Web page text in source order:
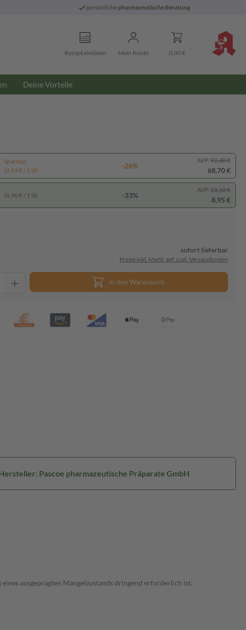
persönliche pharmazeutische Beratung
Rezept einlösen Mein Konto 0,00 €
Deine Vorteile
Spartipp
(0,69 € / 1 St)
-26%
AVP: 92,30 €
68,70 €
(0,90 € / 1 St) -33%
AVP: 13,32 €
8,95 €
sofort lieferbar
Preise inkl. MwSt. ggf. zzgl. Versandkosten
In den Warenkorb
Pascoe pharmazeutische Präparate GmbH
ausgeprägten Mangelzustands dringend erforderlich ist.